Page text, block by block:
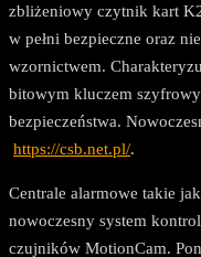
zbliżeniowy czytnik kart
w pełni bezpieczne oraz
wzornictwem.
bitowym kluczem
bezpieczeństwa.
https://csb.net.pl/.
Centrale alarmowe takie
nowoczesny system
czujników MotionCam.